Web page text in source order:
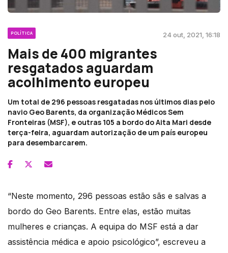
POLÍTICA 24 out, 2021, 16:18
Mais de 400 migrantes
resgatados aguardam
acolhimento europeu
Um total de 296 pessoas resgatadas nos últimos dias pelo
navio Geo Barents, da organização Médicos Sem
Fronteiras (MSF), e outras 105 a bordo do Aita Mari desde
terça-feira, aguardam autorização de um país europeu
para desembarcarem.
“Neste momento, 296 pessoas estão sãs e salvas a
bordo do Geo Barents. Entre elas, estão muitas
mulheres e crianças. A equipa do MSF está a dar
assistência médica e apoio psicológico”, escreveu a